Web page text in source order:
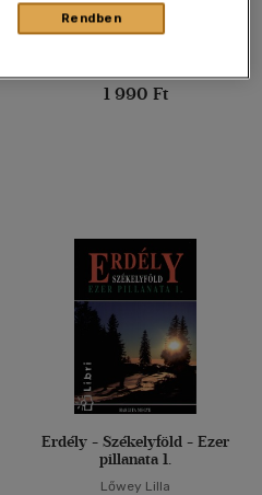
Utolsó ismert ár:
1 990 Ft
Erdély - Székelyföld - Ezer
pillanata 1.
Lőwey Lilla
Rendben